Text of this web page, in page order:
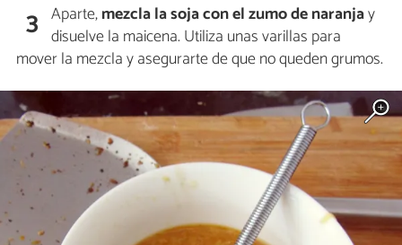
3 Aparte,mezcla la soja con el zumo de naranjay
disuelve la maicena. Utiliza unas varillas para
mover la mezcla y asegurarte de que no queden grumos.